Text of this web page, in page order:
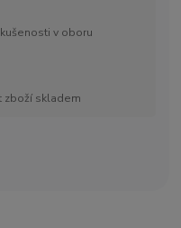
v oboru
zboží skladem